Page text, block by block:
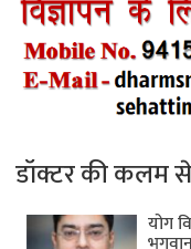
डॉक्टर की कलम
योग